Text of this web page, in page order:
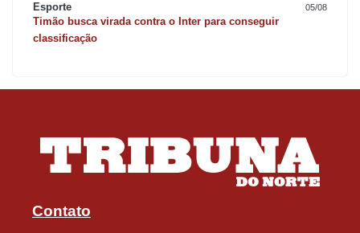
Esporte 05/08
Timão busca virada contra o Inter para conseguir
classificação
Contato